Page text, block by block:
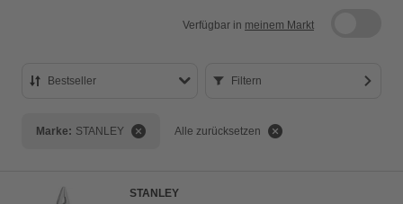
Verfügbar in meinem Markt
Bestseller Filtern
Marke: STANLEY Alle zurücksetzen
STANLEY